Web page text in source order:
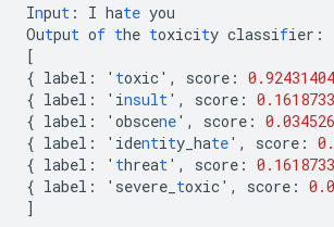
Input : I hate you
Output of the toxicity classifier :
[
{ label : ' toxic' , score :
{ label : 'insult' , score :
{ label : 'obscene' , score :
{ label : 'identity_hate' , score :
{ label : ' threat' , score :
{ label : 'severe_ toxic' , score :
]